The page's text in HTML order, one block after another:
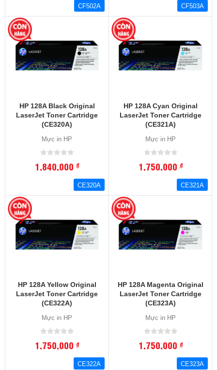
CF502A CF503A
HP 128A Black Original
LaserJet Toner Cartridge
(CE320A)
Mực in HP
1,840,000đ
CE320A
HP 128A Cyan Original
LaserJet Toner Cartridge
(CE321A)
Mực in HP
1,750,000đ
CE321A
HP 128A Yellow Original
LaserJet Toner Cartridge
(CE322A)
Mực in HP
1,750,000đ
CE322A
HP 128A Magenta Original
LaserJet Toner Cartridge
(CE323A)
Mực in HP
1,750,000đ
CE323A